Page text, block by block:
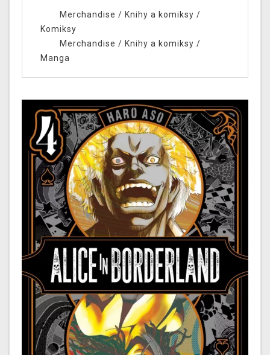
Merchandise / Knihy a komiksy /
Komiksy
Merchandise / Knihy a komiksy /
Manga